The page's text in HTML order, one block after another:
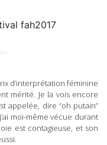
d’interprétation féminine
mérité. Je la vois encore
appelée, dire “oh putain”
moi-même vécue durant
est contagieuse, et son